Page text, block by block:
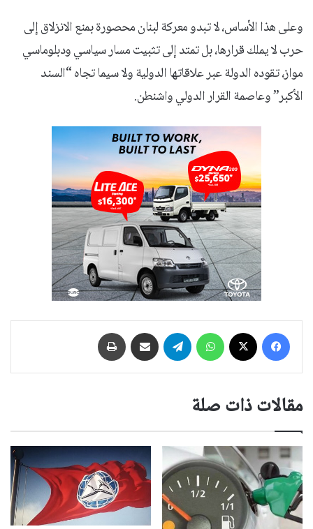
وعلى هذا الأساس، لا تبدو معركة لبنان محصورة بمنع الانزلاق إلى
حرب لا يملك قرارها، بل تمتد إلى تثبيت مسار سياسي ودبلوماسي
مواز، تقوده الدولة عبر علاقاتها الدولية ولا سيما تجاه “السند
الأكبر” وعاصمة القرار الدولي واشنطن.
فيسبوك واتساب تيلقرام مشاركة عبر البريد
مقالات ذات صلة